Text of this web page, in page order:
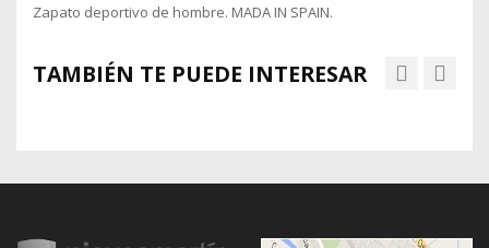
Zapato deportivo de hombre. MADA IN SPAIN.
TAMBIÉN TE PUEDE INTERESAR